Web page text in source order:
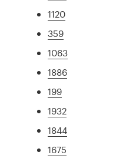
1120
359
1063
1886
199
1932
1844
1675